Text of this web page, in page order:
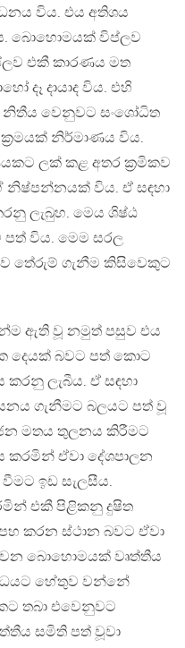
විය. එය අතිශය
බොහොමයක් විප්ලව
එකී කාරණය මත
දෑ දායාද විය. එහි
නිතීය වෙනුවට සංශෝධිත
නිර්මාණය විය.
ලක් කළ අතර ක්‍රමිකව
නිෂ්පන්නයක් විය. ඒ සඳහා
ලැබුහ. මෙය ශිෂ්ඨ
විය. මෙම සරල
තේරුම් ගැනීම කිසිවෙකුට
ඇති වූ නමුත් පසුව එය
දෙයක් බවට පත් කොට
ලැබීය. ඒ සඳහා
ගැනීමට බලයට පත් වූ
මතය තුලනය කිරීමට
කරමින් ඒවා දේශපාලන
ඉඩ සැලසීය.
එකී පිළිකනු දුෂිත
කරන ස්ථාන බවට ඒවා
වන බොහොමයක් වෘත්තීය
හේතුව වන්නේ
තබා එවෙනුවට
සමිති පත් වූවා